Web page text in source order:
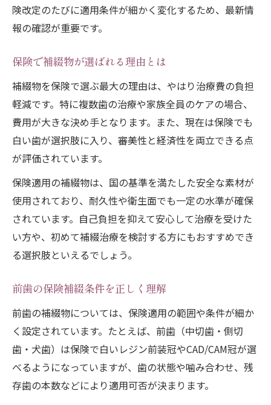
険改定のたびに適用条件が細かく変化するため、最新情
報の確認が重要です。
保険で補綴物が選ばれる理由とは
補綴物を保険で選ぶ最大の理由は、やはり治療費の負担
軽減です。特に複数歯の治療や家族全員のケアの場合、
費用が大きな決め手となります。また、現在は保険でも
白い歯が選択肢に入り、審美性と経済性を両立できる点
が評価されています。
保険適用の補綴物は、国の基準を満たした安全な素材が
使用されており、耐久性や衛生面でも一定の水準が確保
されています。自己負担を抑えて安心して治療を受けた
い方や、初めて補綴治療を検討する方にもおすすめでき
る選択肢といえるでしょう。
前歯の保険補綴条件を正しく理解
前歯の補綴物については、保険適用の範囲や条件が細か
く設定されています。たとえば、前歯（中切歯・側切
歯・犬歯）は保険で白いレジン前装冠やCAD/CAM冠が選
べるようになっていますが、歯の状態や噛み合わせ、残
存歯の本数などにより適用可否が決まります。